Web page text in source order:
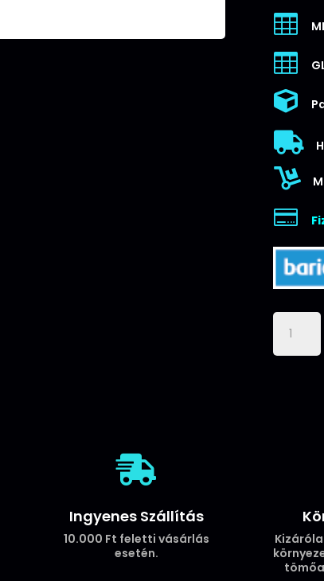






Huawei
P40
Lite

Ingyenes Szállítás
10.000 Ft feletti vásárlás
esetén.